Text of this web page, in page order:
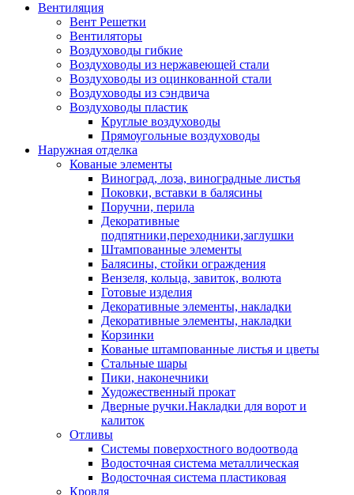
Вентиляция
Вент Решетки
Вентиляторы
Воздуховоды гибкие
Воздуховоды из нержавеющей стали
Воздуховоды из оцинкованной стали
Воздуховоды из сэндвича
Воздуховоды пластик
Круглые воздуховоды
Прямоугольные воздуховоды
Наружная отделка
Кованые элементы
Виноград, лоза, виноградные листья
Поковки, вставки в балясины
Поручни, перила
Декоративные
подпятники,переходники,заглушки
Штампованные элементы
Балясины, стойки ограждения
Вензеля, кольца, завиток, волюта
Готовые изделия
Декоративные элементы, накладки
Декоративные элементы, накладки
Корзинки
Кованые штампованные листья и цветы
Стальные шары
Пики, наконечники
Художественный прокат
Дверные ручки.Накладки для ворот и
калиток
Отливы
Системы поверхостного водоотвода
Водосточная система металлическая
Водосточная система пластиковая
Кровля